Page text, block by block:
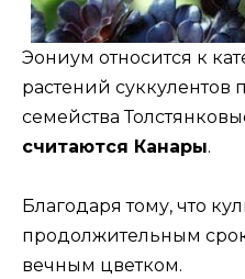
Эониум относится к
растений суккулентов
семейства
считаются Канары.
Благодаря тому, что
продолжительным
вечным цветком.